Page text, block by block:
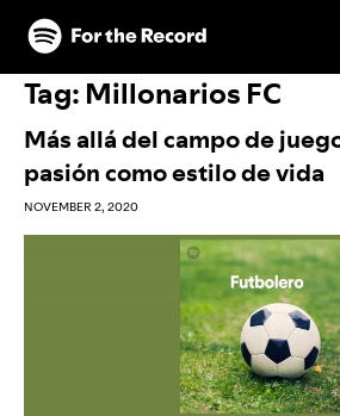
Skip to main content
Skip to footer
Tag: Millonarios FC
Más allá del campo de
pasión como estilo de vida
NOVEMBER 2, 2020